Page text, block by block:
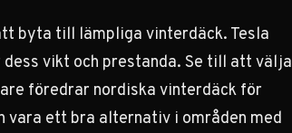
byta till lämpliga vinterdäck. Tesla
vikt och prestanda. Se till att välja
föredrar nordiska vinterdäck för
vara ett bra alternativ i områden med